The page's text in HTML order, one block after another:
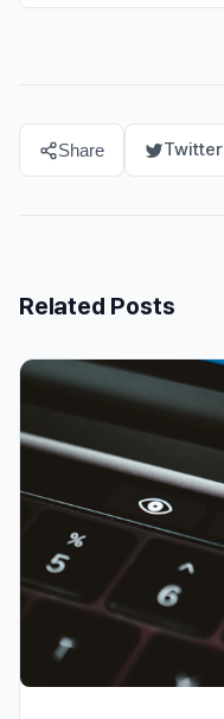
Share Twitter
Related Posts